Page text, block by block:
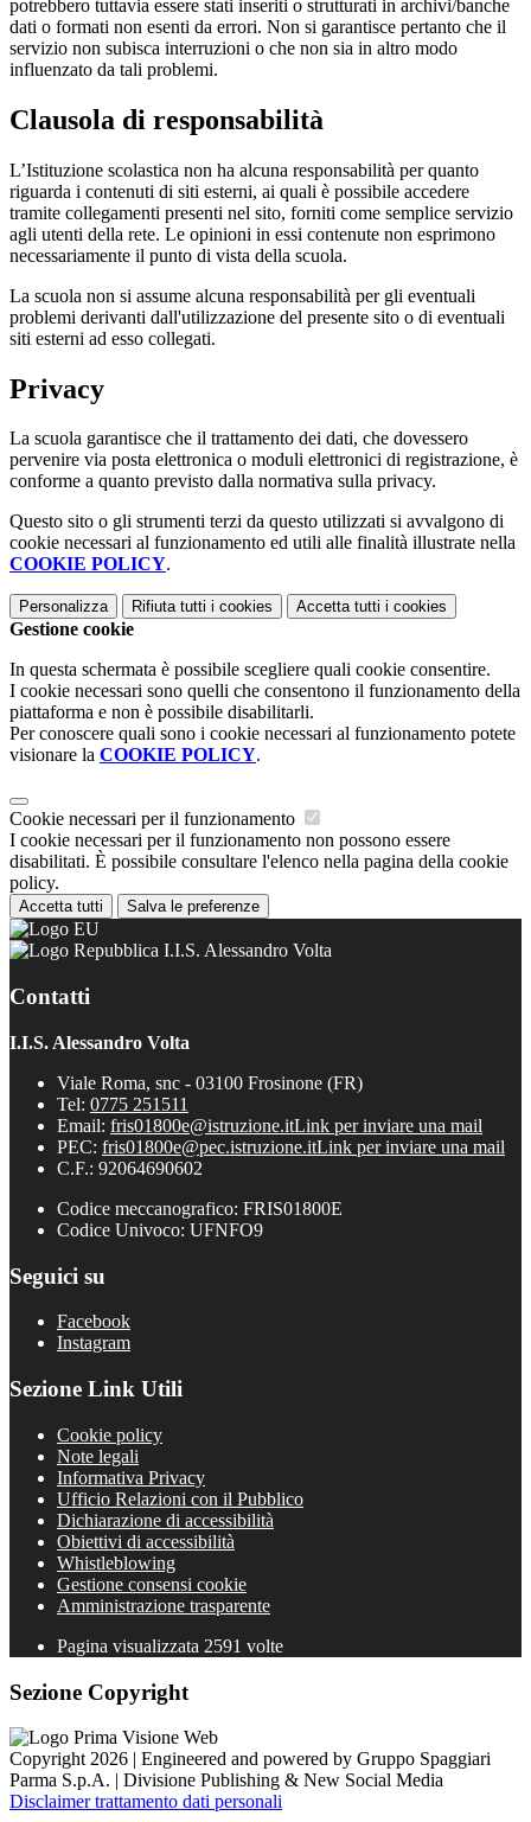
potrebbero tuttavia essere stati inseriti o strutturati in archivi/banche
dati o formati non esenti da errori. Non si garantisce pertanto che il
servizio non subisca interruzioni o che non sia in altro modo
influenzato da tali problemi.
Clausola di responsabilità
L’Istituzione scolastica non ha alcuna responsabilità per quanto
riguarda i contenuti di siti esterni, ai quali è possibile accedere
tramite collegamenti presenti nel sito, forniti come semplice servizio
agli utenti della rete. Le opinioni in essi contenute non esprimono
necessariamente il punto di vista della scuola.
La scuola non si assume alcuna responsabilità per gli eventuali
problemi derivanti dall'utilizzazione del presente sito o di eventuali
siti esterni ad esso collegati.
Privacy
La scuola garantisce che il trattamento dei dati, che dovessero
pervenire via posta elettronica o moduli elettronici di registrazione, è
conforme a quanto previsto dalla normativa sulla privacy.
Questo sito o gli strumenti terzi da questo utilizzati si avvalgono di
cookie necessari al funzionamento ed utili alle finalità illustrate nella
COOKIE POLICY.
Personalizza Rifiuta tutti i cookies Accetta tutti i cookies
Gestione cookie
In questa schermata è possibile scegliere quali cookie consentire.
I cookie necessari sono quelli che consentono il funzionamento della
piattaforma e non è possibile disabilitarli.
Per conoscere quali sono i cookie necessari al funzionamento potete
visionare la COOKIE POLICY.
Cookie necessari per il funzionamento
I cookie necessari per il funzionamento non possono essere
disabilitati. È possibile consultare l'elenco nella pagina della cookie
policy.
Accetta tutti Salva le preferenze
I.I.S. Alessandro Volta
Contatti
I.I.S. Alessandro Volta
Viale Roma, snc - 03100 Frosinone (FR)
Tel: 0775 251511
Email: fris01800e@istruzione.itLink per inviare una mail
PEC: fris01800e@pec.istruzione.itLink per inviare una mail
C.F.: 92064690602
Codice meccanografico: FRIS01800E
Codice Univoco: UFNFO9
Seguici su
Facebook
Instagram
Sezione Link Utili
Cookie policy
Note legali
Informativa Privacy
Ufficio Relazioni con il Pubblico
Dichiarazione di accessibilità
Obiettivi di accessibilità
Whistleblowing
Gestione consensi cookie
Amministrazione trasparente
Pagina visualizzata 2591 volte
Sezione Copyright
Copyright 2026 | Engineered and powered by Gruppo Spaggiari
Parma S.p.A. | Divisione Publishing & New Social Media
Disclaimer trattamento dati personali